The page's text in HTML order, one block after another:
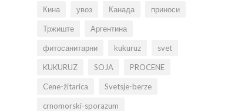
Кина увоз Канада приноси
Тржиште Аргентина
фитосанитарни kukuruz svet
KUKURUZ SOJA PROCENE
Cene-žitarica Svetsje-berze
crnomorski-sporazum